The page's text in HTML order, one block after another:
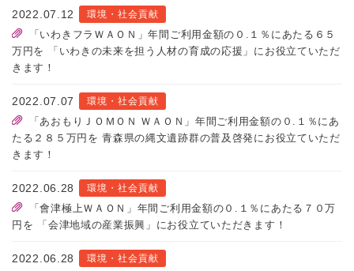
2022.07.12 環境・社会貢献
「いわきフラＷＡＯＮ」年間ご利用金額の０.１％にあたる６５
万円を 「いわきの未来を担う人材の育成の応援」にお役立ていただ
きます！
2022.07.07 環境・社会貢献
「あおもりＪＯＭＯＮ ＷＡＯＮ」年間ご利用金額の０.１％にあ
たる２８５万円を 青森県の縄文遺跡群の普及啓発にお役立ていただ
きます！
2022.06.28 環境・社会貢献
「會津極上ＷＡＯＮ」年間ご利用金額の０.１％にあたる７０万
円を 「会津地域の産業振興」にお役立ていただきます！
2022.06.28 環境・社会貢献